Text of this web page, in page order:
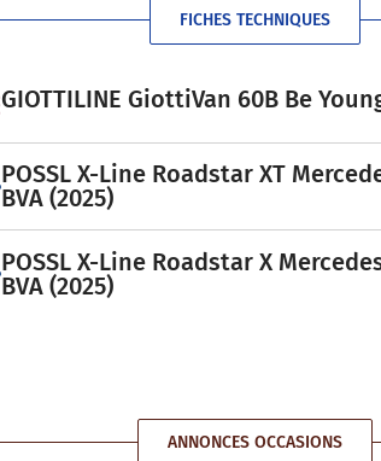
FICHES TECHNIQUES
GIOTTILINE GiottiVan 60B Be
POSSL X-Line Roadstar XT
BVA (2025)
POSSL X-Line Roadstar X
BVA (2025)
ANNONCES OCCASIONS